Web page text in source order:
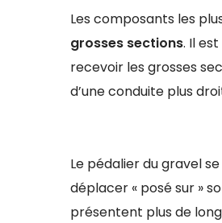
Les composants les
grosses sections. Il
recevoir les grosses
d’une conduite plus
Le pédalier du gravel
déplacer « posé sur »
présentent plus de